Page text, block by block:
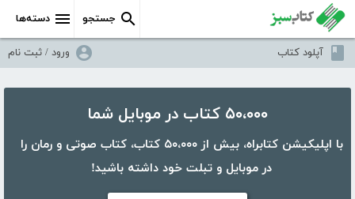
دسته‌ها جستجو
آپلود کتاب ورود / ثبت نام
۵۰،۰۰۰ کتاب در موبایل شما
با اپلیکیشن کتابراه، بیش از ۵۰،۰۰۰ کتاب، کتاب صوتی و رمان را
در موبایل و تبلت خود داشته باشید!